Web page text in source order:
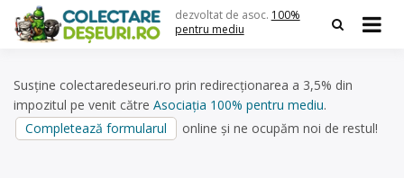
content
dezvoltat de asoc. 100%
pentru mediu
Susține colectaredeseuri.ro prin redirecționarea a 3,5% din
impozitul pe venit către Asociația 100% pentru mediu.
Completează formularul
online și ne ocupăm noi de restul!